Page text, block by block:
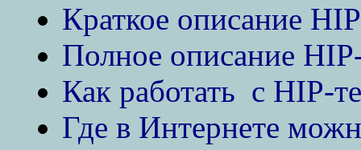
Краткое описание
Полное описание
Как работать с HIP-
Где в Интернете